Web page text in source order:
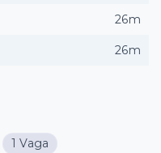
1 Vaga
26m
26m